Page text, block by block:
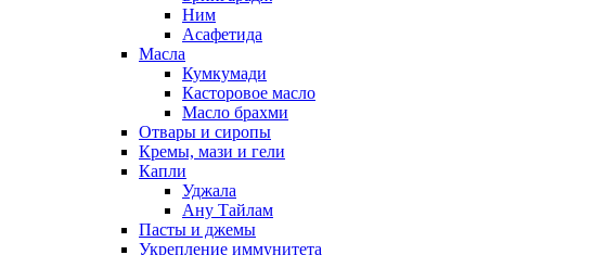
Ним
Асафетида
Масла
Кумкумади
Касторовое масло
Масло брахми
Отвары и сиропы
Кремы, мази и гели
Капли
Уджала
Ану Тайлам
Пасты и джемы
Укрепление иммунитета